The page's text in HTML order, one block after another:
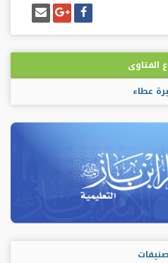
شارك
على
فيسبوك
شارك
على
غوغل
بلس
إرسل
إيميل
الفتاوى
عطاء